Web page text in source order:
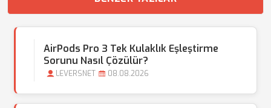
AirPods Pro 3 Tek Kulaklık Eşleştirme
Sorunu Nasıl Çözülür?
LEVERSNET 08.08.2026